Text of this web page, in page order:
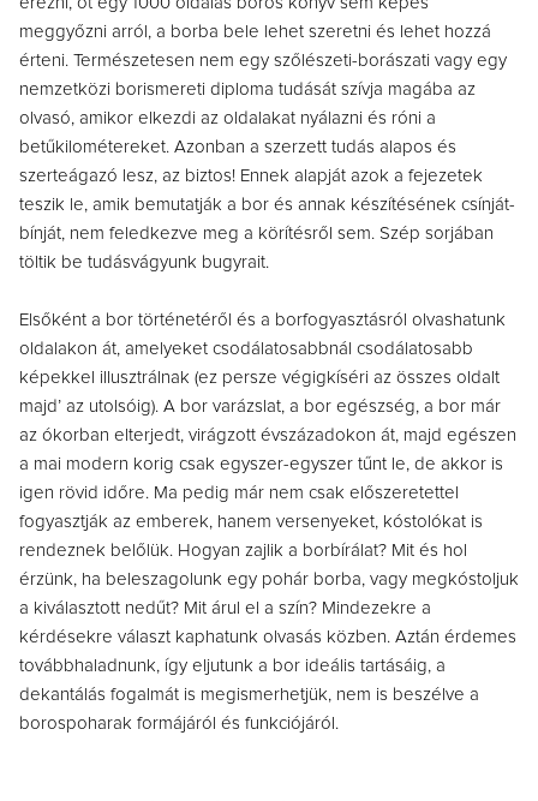
meggyőzni arról, a borba bele lehet szeretni és lehet hozzá
érteni. Természetesen nem egy szőlészeti-borászati vagy egy
nemzetközi borismereti diploma tudását szívja magába az
olvasó, amikor elkezdi az oldalakat nyálazni és róni a
betűkilométereket. Azonban a szerzett tudás alapos és
szerteágazó lesz, az biztos! Ennek alapját azok a fejezetek
teszik le, amik bemutatják a bor és annak készítésének csínját-
bínját, nem feledkezve meg a körítésről sem. Szép sorjában
töltik be tudásvágyunk bugyrait.
Elsőként a bor történetéről és a borfogyasztásról olvashatunk
oldalakon át, amelyeket csodálatosabbnál csodálatosabb
képekkel illusztrálnak (ez persze végigkíséri az összes oldalt
majd’ az utolsóig). A bor varázslat, a bor egészség, a bor már
az ókorban elterjedt, virágzott évszázadokon át, majd egészen
a mai modern korig csak egyszer-egyszer tűnt le, de akkor is
igen rövid időre. Ma pedig már nem csak előszeretettel
fogyasztják az emberek, hanem versenyeket, kóstolókat is
rendeznek belőlük. Hogyan zajlik a borbírálat? Mit és hol
érzünk, ha beleszagolunk egy pohár borba, vagy megkóstoljuk
a kiválasztott nedűt? Mit árul el a szín? Mindezekre a
kérdésekre választ kaphatunk olvasás közben. Aztán érdemes
továbbhaladnunk, így eljutunk a bor ideális tartásáig, a
dekantálás fogalmát is megismerhetjük, nem is beszélve a
borospoharak formájáról és funkciójáról.